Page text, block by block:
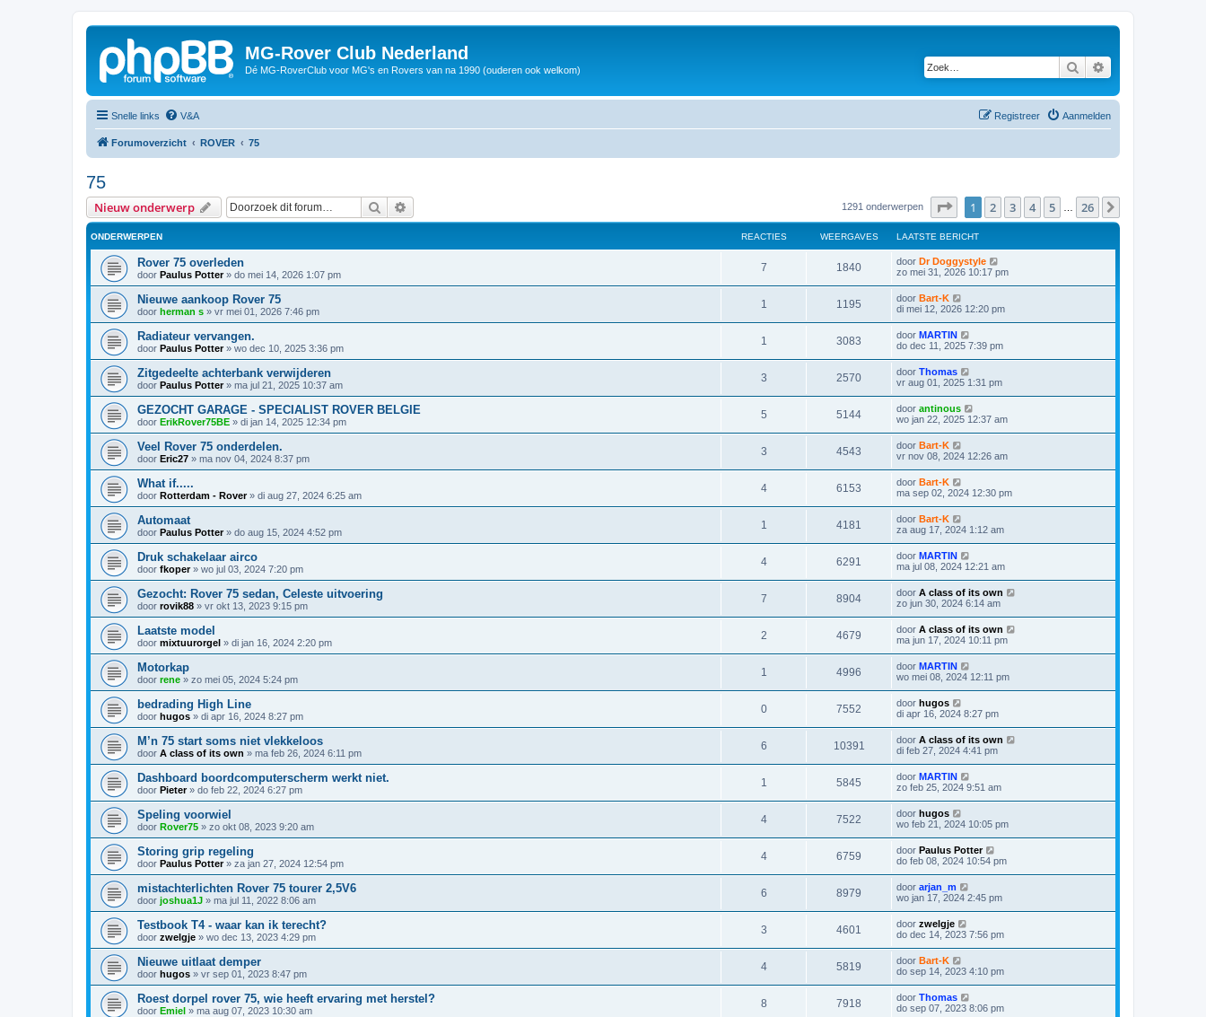
MG-Rover Club Nederland
Dé MG-RoverClub voor MG's en Rovers van na 1990 (ouderen ook welkom) Zoek
Snelle links V&A Aanmelden
Registreer
Forumoverzicht ROVER 75
75
Nieuw onderwerp Zoek 1291 onderwerpen Pagina1 van 26
1 2 3 4 5 26
ONDERWERPEN REACTIES WEERGAVES LAATSTE BERICHT
Rover 75 overleden
door Paulus Potter» do mei 14, 2026 1:07 pm
7 1840 door Dr Doggystyle
zo mei 31, 2026 10:17 pm
Nieuwe aankoop Rover 75
door herman s » vr mei 01, 2026 7:46 pm
1 1195 door Bart-K
di mei 12, 2026 12:20 pm
Radiateur vervangen.
door Paulus Potter» wo dec 10, 2025 3:36 pm
1 3083 door MARTIN
do dec 11, 2025 7:39 pm
Zitgedeelte achterbank verwijderen
door Paulus Potter» ma jul 21, 2025 10:37 am
3 2570 door Thomas
vr aug 01, 2025 1:31 pm
GEZOCHT GARAGE - SPECIALIST ROVER BELGIE
door ErikRover75BE » di jan 14, 2025 12:34 pm
5 5144 door antinous
wo jan 22, 2025 12:37 am
Veel Rover 75 onderdelen.
door Eric27 » ma nov 04, 2024 8:37 pm
3 4543 door Bart-K
vr nov 08, 2024 12:26 am
What if.....
door Rotterdam - Rover» di aug 27, 2024 6:25 am
4 6153 door Bart-K
ma sep 02, 2024 12:30 pm
Automaat
door Paulus Potter» do aug 15, 2024 4:52 pm
1 4181 door Bart-K
za aug 17, 2024 1:12 am
Druk schakelaar airco
door fkoper» wo jul 03, 2024 7:20 pm
4 6291 door MARTIN
ma jul 08, 2024 12:21 am
Gezocht: Rover 75 sedan, Celeste uitvoering
door rovik88 » vr okt 13, 2023 9:15 pm
7 8904 door A class of its own
zo jun 30, 2024 6:14 am
Laatste model
door mixtuurorgel » di jan 16, 2024 2:20 pm
2 4679 door A class of its own
ma jun 17, 2024 10:11 pm
Motorkap
door rene » zo mei 05, 2024 5:24 pm
1 4996 door MARTIN
wo mei 08, 2024 12:11 pm
bedrading High Line
door hugos » di apr 16, 2024 8:27 pm
0 7552 door hugos
di apr 16, 2024 8:27 pm
M’n 75 start soms niet vlekkeloos
door A class of its own » ma feb 26, 2024 6:11 pm
6 10391 door A class of its own
di feb 27, 2024 4:41 pm
Dashboard boordcomputerscherm werkt niet.
door Pieter» do feb 22, 2024 6:27 pm
1 5845 door MARTIN
zo feb 25, 2024 9:51 am
Speling voorwiel
door Rover75 » zo okt 08, 2023 9:20 am
4 7522 door hugos
wo feb 21, 2024 10:05 pm
Storing grip regeling
door Paulus Potter» za jan 27, 2024 12:54 pm
4 6759 door Paulus Potter
do feb 08, 2024 10:54 pm
mistachterlichten Rover 75 tourer 2,5V6
door joshua1J » ma jul 11, 2022 8:06 am
6 8979 door arjan_m
wo jan 17, 2024 2:45 pm
Testbook T4 - waar kan ik terecht?
door zwelgje » wo dec 13, 2023 4:29 pm
3 4601 door zwelgje
do dec 14, 2023 7:56 pm
Nieuwe uitlaat demper
door hugos » vr sep 01, 2023 8:47 pm
4 5819 door Bart-K
do sep 14, 2023 4:10 pm
Roest dorpel rover 75, wie heeft ervaring met herstel?
door Emiel » ma aug 07, 2023 10:30 am
8 7918 door Thomas
do sep 07, 2023 8:06 pm